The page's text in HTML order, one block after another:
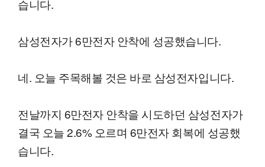
습니다.
삼성전자가 6만전자 안착에 성공했습니다.
네. 오늘 주목해볼 것은 바로 삼성전자입니다.
전날까지 6만전자 안착을 시도하던 삼성전자가
결국 오늘 2.6% 오르며 6만전자 회복에 성공했
습니다.